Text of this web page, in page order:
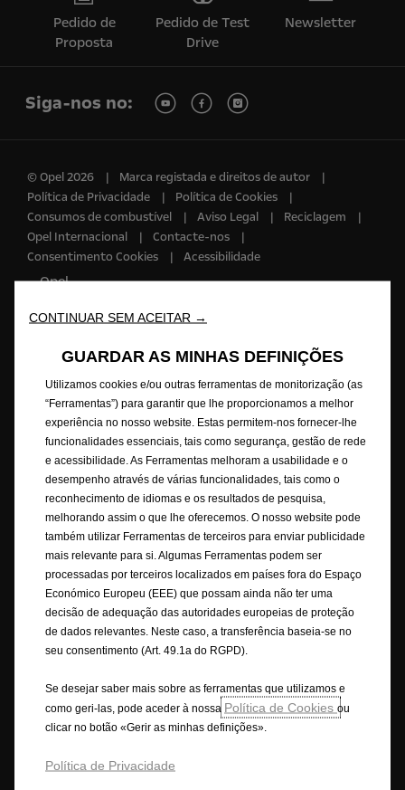
Pedido de
Proposta
Pedido de Test
Drive
Newsletter
Siga-nos no:
© Opel 2026
Marca registada e direitos de autor
Política de Privacidade
Política de Cookies
Consumos de combustível
Aviso Legal
Reciclagem
Opel Internacional
Contacte-nos
Consentimento Cookies
Acessibilidade
sede social em Bahnhofsplatz, 65423 Rüsselsheim am Main, Alemanha,
com CIF/NIF DE 287264581. O website/aplicação é operado pela Stellantis
Portugal, S.A., com NIF 502995912, Rua Vasco da Gama, 20 | 2685-244
Portela de Loures | Portugal. Este website/aplicação está alojado na
Europa pelo nosso fornecedor de serviços de IT Capgemini Technology
Services, 5/7 rue Frédéric Clavel - 92287 Suresnes Cedex - França, num
servidor propriedade da Amazon Web Services.
A Opel garante que foram tomadas as devidas providências para que o
conteúdo deste Site seja preciso e atualizado. A Opel não assume
qualquer responsabilidade por prejuízos, danos materiais ou pessoais
que possam advir direta ou indiretamente do acesso a este site e/ou da
utilização da informação nele contida.
As descrições e ilustrações das características podem referir-se ou
mostrar equipamentos opcionais não incluídos na entrega de série. As
informações contidas são rigorosas no momento da publicação.
Reservamo-nos o direito de fazer alterações no design e nos
equipamentos opcionais ilustrados estão disponíveis mediante custo
extra. A disponibilidade, as características técnicas e os equipamentos
fornecidos nos nossos veículos podem variar ou estar disponíveis
um custo extra. Para obter informações mais detalhadas sobre o
CONTINUAR SEM ACEITAR →
GUARDAR AS MINHAS DEFINIÇÕES
Utilizamos cookies e/ou outras ferramentas de monitorização (as
“Ferramentas”) para garantir que lhe proporcionamos a melhor
experiência no nosso website. Estas permitem-nos fornecer-lhe
funcionalidades essenciais, tais como segurança, gestão de rede
e acessibilidade. As Ferramentas melhoram a usabilidade e o
desempenho através de várias funcionalidades, tais como o
reconhecimento de idiomas e os resultados de pesquisa,
melhorando assim o que lhe oferecemos. O nosso website pode
também utilizar Ferramentas de terceiros para enviar publicidade
mais relevante para si. Algumas Ferramentas podem ser
processadas por terceiros localizados em países fora do Espaço
Económico Europeu (EEE) que possam ainda não ter uma
decisão de adequação das autoridades europeias de proteção
de dados relevantes. Neste caso, a transferência baseia-se no
seu consentimento (Art. 49.1a do RGPD).
Se desejar saber mais sobre as ferramentas que utilizamos e
como geri-las, pode aceder à nossa Política de Cookies ou
clicar no botão «Gerir as minhas definições».
Política de Privacidade